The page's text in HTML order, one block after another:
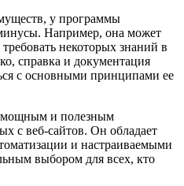
у программы
Например, она может
некоторых знаний в
справка и документация
с основными принципами ее
мощным и полезным
с веб-сайтов. Он обладает
и настраиваемыми
выбором для всех, кто